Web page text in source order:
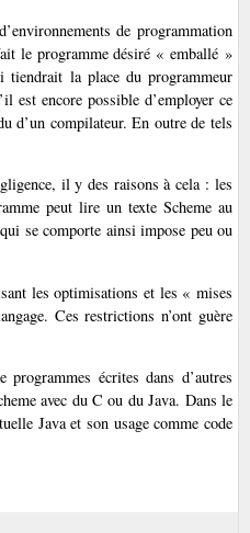
de programmation
le programme désiré « emballé »
tiendrait la place du programmeur
est encore possible d’employer ce
d’un compilateur. En outre de tels
il y des raisons à cela : les
peut lire un texte Scheme au
se comporte ainsi impose peu ou
les optimisations et les « mises
Ces restrictions n’ont guère
écrites dans d’autres
avec du C ou du Java. Dans le
Java et son usage comme code